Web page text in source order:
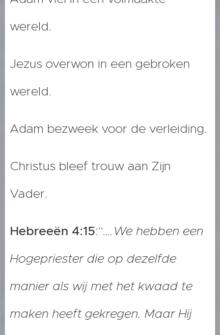
wereld.
Jezus overwon in een gebroken
wereld.
Adam bezweek voor de verleiding.
Christus bleef trouw aan Zijn
Vader.
Hebreeën 4:15:"….We hebben een
Hogepriester die op dezelfde
manier als wij met het kwaad te
maken heeft gekregen. Maar Hij